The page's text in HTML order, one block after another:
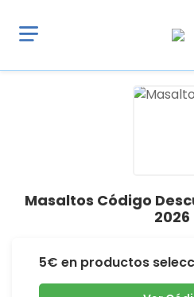
Masaltos Código
2026
5€ en productos